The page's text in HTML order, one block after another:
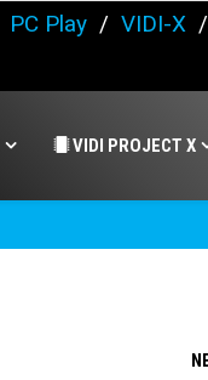
PC Play / VIDI-X
VIDI PROJECT X